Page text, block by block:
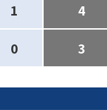
1 4
0 3